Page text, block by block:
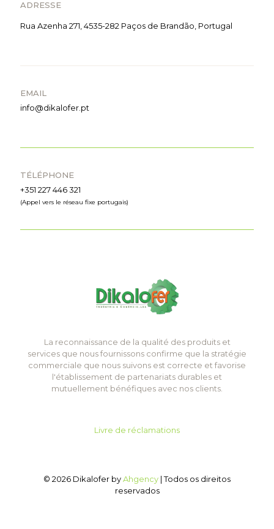
ADRESSE
Rua Azenha 271, 4535-282 Paços de Brandão, Portugal
EMAIL
info@dikalofer.pt
TÉLÉPHONE
+351 227 446 321
(Appel vers le réseau fixe portugais)
La reconnaissance de la qualité des produits et
services que nous fournissons confirme que la stratégie
commerciale que nous suivons est correcte et favorise
l'établissement de partenariats durables et
mutuellement bénéfiques avec nos clients.
Livre de réclamations
© 2026 Dikalofer byAhgency | Todos os direitos
reservados